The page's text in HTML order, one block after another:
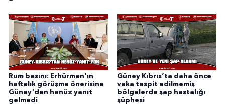
Rum basını: Erhürman'ın
haftalık görüşme önerisine
Güney'den henüz yanıt
gelmedi
Güney Kıbrıs’ta daha önce
vaka tespit edilmemiş
bölgelerde şap hastalığı
şüphesi